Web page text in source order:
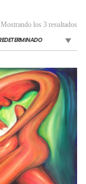
Mostrando los 3 resultados